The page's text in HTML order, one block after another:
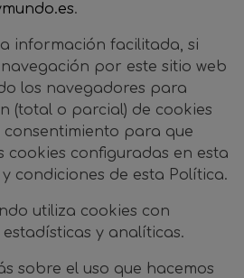
.
información facilitada, si
por este sitio web
los navegadores para
(total o parcial) de cookies
para que
cookies configuradas en esta
condiciones de esta Política.
utiliza cookies con
y analíticas.
sobre el uso que hacemos